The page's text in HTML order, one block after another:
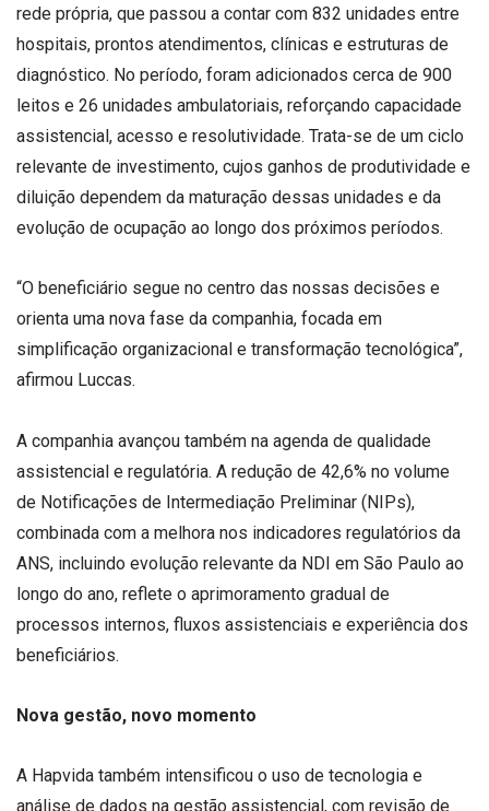
rede própria, que passou a contar com 832 unidades entre
hospitais, prontos atendimentos, clínicas e estruturas de
diagnóstico. No período, foram adicionados cerca de 900
leitos e 26 unidades ambulatoriais, reforçando capacidade
assistencial, acesso e resolutividade. Trata-se de um ciclo
relevante de investimento, cujos ganhos de produtividade e
diluição dependem da maturação dessas unidades e da
evolução de ocupação ao longo dos próximos períodos.
“O beneficiário segue no centro das nossas decisões e
orienta uma nova fase da companhia, focada em
simplificação organizacional e transformação tecnológica”,
afirmou Luccas.
A companhia avançou também na agenda de qualidade
assistencial e regulatória. A redução de 42,6% no volume
de Notificações de Intermediação Preliminar (NIPs),
combinada com a melhora nos indicadores regulatórios da
ANS, incluindo evolução relevante da NDI em São Paulo ao
longo do ano, reflete o aprimoramento gradual de
processos internos, fluxos assistenciais e experiência dos
beneficiários.
Nova gestão, novo momento
A Hapvida também intensificou o uso de tecnologia e
análise de dados na gestão assistencial, com revisão de